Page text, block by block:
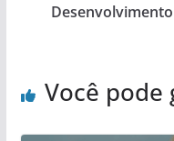
Você